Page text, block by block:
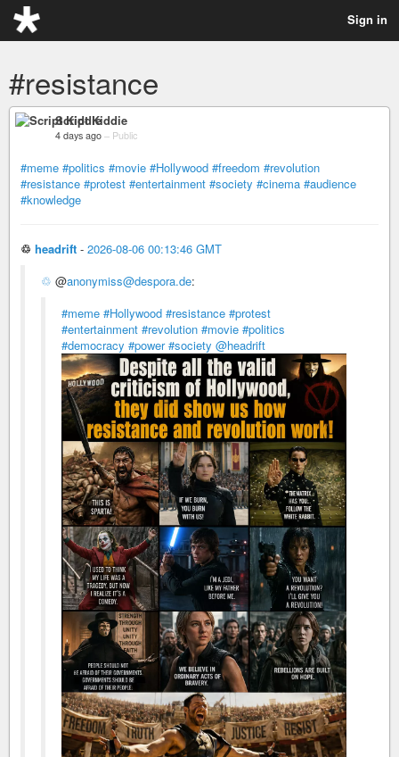
Sign in
#resistance
Script Kiddie
4 days ago – Public
#meme #politics #movie #Hollywood #freedom #revolution
#resistance #protest #entertainment #society #cinema #audience
#knowledge
♲ headrift - 2026-08-06 00:13:46 GMT
♲ @anonymiss@despora.de:
#meme #Hollywood #resistance #protest
#entertainment #revolution #movie #politics
#democracy #power #society @headrift